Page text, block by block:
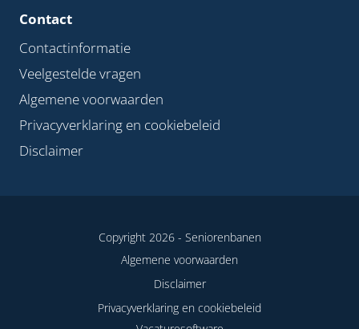
Contact
Contactinformatie
Veelgestelde vragen
Algemene voorwaarden
Privacyverklaring en cookiebeleid
Disclaimer
Copyright 2026 - Seniorenbanen
Algemene voorwaarden
Disclaimer
Privacyverklaring en cookiebeleid